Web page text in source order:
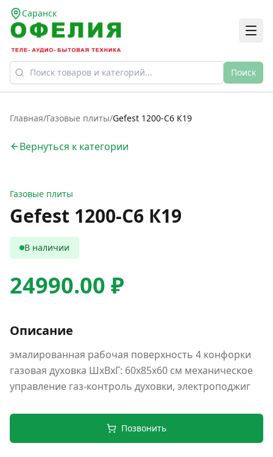
Саранск
Поиск
Главная/Газовые плиты/Gefest 1200-С6 К19
Вернуться к категории
Газовые плиты
Gefest 1200-С6 К19
В наличии
24990.00 ₽
Описание
эмалированная рабочая поверхность 4 конфорки
газовая духовка ШхВхГ: 60х85х60 см механическое
управление газ-контроль духовки, электроподжиг
Позвонить